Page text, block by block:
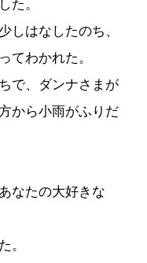
た。
しはなしたのち、
てわかれた。
で、ダンナさまが
から小雨がふりだ
なたの大好きな
。